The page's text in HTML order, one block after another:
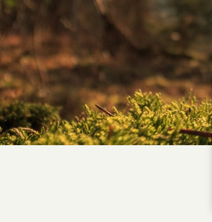
közvetlen kontaktus nagyon hangulatossá varázsolta az ott
dolgozóit nagy dícséret illeti! Szenzációs ínyenc
újdonsággal lettünk gazdagabbak!
Visegrádról